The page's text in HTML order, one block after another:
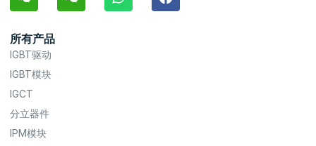
所有产品
IGBT驱动
IGBT模块
IGCT
分立器件
IPM模块